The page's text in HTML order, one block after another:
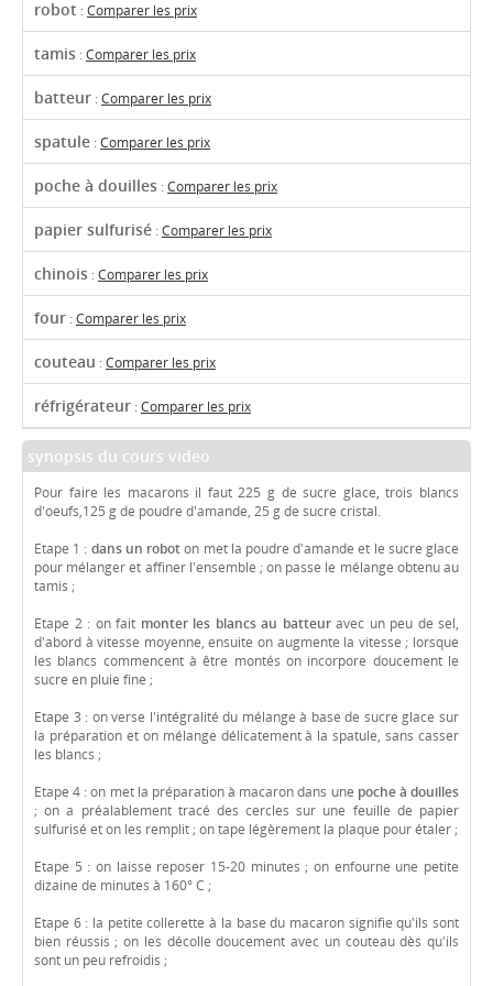
robot :Comparer les prix
tamis :Comparer les prix
batteur :Comparer les prix
spatule :Comparer les prix
poche à douilles :Comparer les prix
papier sulfurisé :Comparer les prix
chinois :Comparer les prix
four :Comparer les prix
couteau :Comparer les prix
réfrigérateur :Comparer les prix
synopsis du cours video
Pour faire les macarons il faut 225 g de sucre glace, trois blancs
d'oeufs,125 g de poudre d'amande, 25 g de sucre cristal.
Etape 1 : dans un roboton met la poudre d'amande et le sucre glace
pour mélanger et affiner l'ensemble ; on passe le mélange obtenu au
tamis ;
Etape 2 : on fait monter les blancs au batteuravec un peu de sel,
d'abord à vitesse moyenne, ensuite on augmente la vitesse ; lorsque
les blancs commencent à être montés on incorpore doucement le
sucre en pluie fine ;
Etape 3 : on verse l'intégralité du mélange à base de sucre glace sur
la préparation et on mélange délicatement à la spatule, sans casser
les blancs ;
Etape 4 : on met la préparation à macaron dans une poche à douilles
; on a préalablement tracé des cercles sur une feuille de papier
sulfurisé et on les remplit ; on tape légèrement la plaque pour étaler ;
Etape 5 : on laisse reposer 15-20 minutes ; on enfourne une petite
dizaine de minutes à 160° C ;
Etape 6 : la petite collerette à la base du macaron signifie qu'ils sont
bien réussis ; on les décolle doucement avec un couteau dès qu'ils
sont un peu refroidis ;